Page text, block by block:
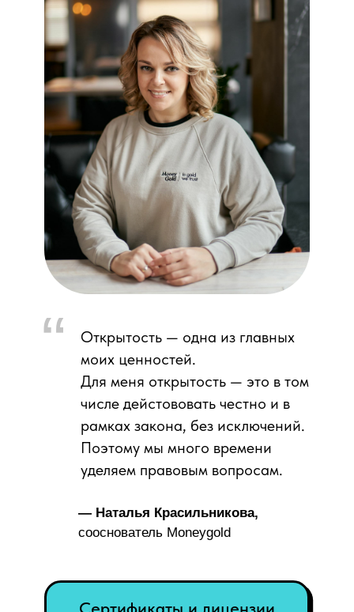
связаться с экспертом?
Написать эксперту
Эксперт свяжется со мной
Надежда Мария
Политика конфиденциальности
© 2026. Все права защищены
Telegram
WhatsApp
Оставить заявку
ВКонтакте
Лицензии и сертификаты
ООО "Гудман" ИНН: 1000023923
от 17 декабря 2025 г.